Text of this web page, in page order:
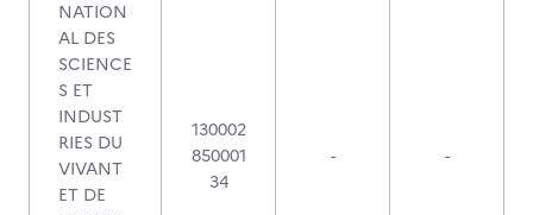
NATION
AL DES
SCIENCE
S ET
INDUST
RIES DU
VIVANT
ET DE
130002
850001
34
- -